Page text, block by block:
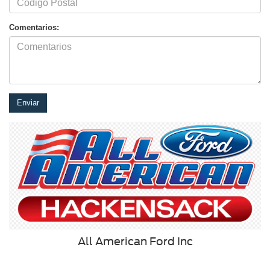
Comentarios:
All American Ford Inc